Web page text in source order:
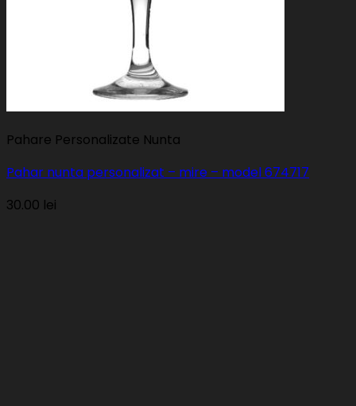
Pahare Personalizate Nunta
Pahar nunta personalizat – mire – model 674717
30.00 lei